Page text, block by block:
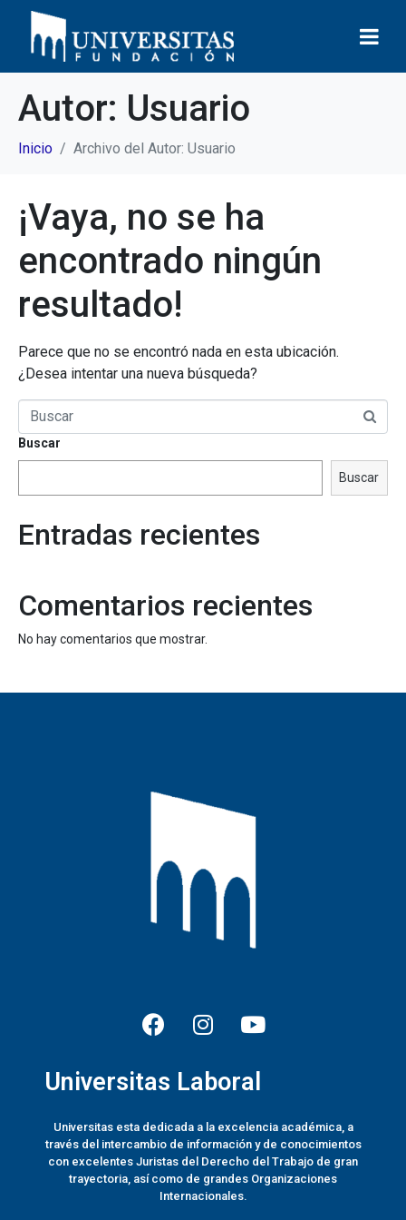
Autor: Usuario
Inicio Archivo del Autor: Usuario
¡Vaya, no se ha
encontrado ningún
resultado!
Parece que no se encontró nada en esta ubicación.
¿Desea intentar una nueva búsqueda?
Buscar
Buscar
Entradas recientes
Comentarios recientes
No hay comentarios que mostrar.
Universitas Laboral
Universitas esta dedicada a la excelencia académica, a
través del intercambio de información y de conocimientos
con excelentes Juristas del Derecho del Trabajo de gran
trayectoria, así como de grandes Organizaciones
Internacionales.